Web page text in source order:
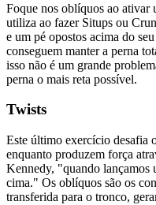
Foque nos oblíquos ao ativar
utiliza ao fazer Situps ou
e um pé opostos acima do
conseguem manter a perna
isso não é um grande
perna o mais reta possível.
Twists
Este último exercício desafia
enquanto produzem força
Kennedy, "quando lançamos
cima." Os oblíquos são os
transferida para o tronco,